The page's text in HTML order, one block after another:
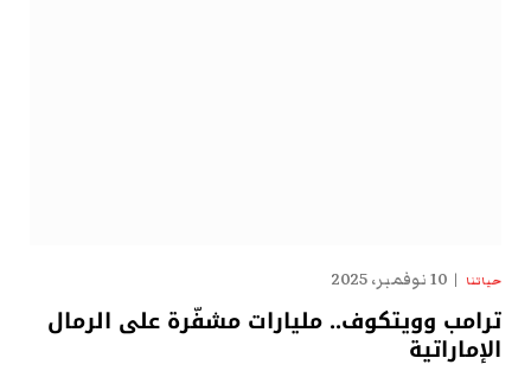
حياتنا 10 نوفمبر، 2025
ترامب وويتكوف.. مليارات مشفّرة على الرمال
الإماراتية